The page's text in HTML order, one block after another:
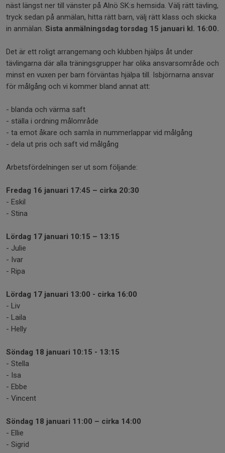
näst längst ner till vänster på Alnö SK:s hemsida. Välj rätt tävling,
tryck sedan på anmälan, hitta rätt barn, välj rätt klass och skicka
in anmälan. Sista anmälningsdag torsdag 15 januari kl. 16:00.
Det är ett roligt arrangemang och klubben hjälps åt under
tävlingarna där alla träningsgrupper har olika ansvarsområde och
minst en vuxen per barn förväntas hjälpa till. Isbjörnarna ansvar
för målgång och vi kommer bland annat att:
- blanda och värma saft
- ställa i ordning målområde
- ta emot åkare och samla in nummerlappar vid målgång
- dela ut pris och saft vid målgång
Arbetsfördelningen ser ut som följande:
Fredag 16 januari 17:45 – cirka 20:30
- Eskil
- Stina
Lördag 17 januari 10:15 – 13:15
- Julie
- Ivar
- Ripa
Lördag 17 januari 13:00 - cirka 16:00
- Liv
- Laila
- Helly
Söndag 18 januari 10:15 - 13:15
- Stella
- Isa
- Ebbe
- Vincent
Söndag 18 januari 11:00 – cirka 14:00
- Ellie
- Sigrid